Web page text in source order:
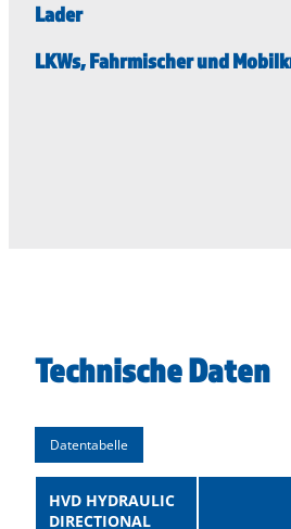
Lader
LKWs, Fahrmischer und
Technische Daten
Datentabelle
HVD HYDRAULIC
DIRECTIONAL